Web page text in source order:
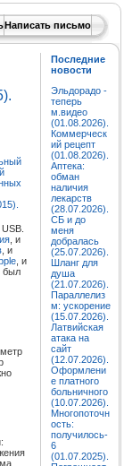
Написать письмо
, и
, и
, и
был
Последние
новости
Эльдорадо -
теперь
м.видео
(01.08.2026).
Коммерческ
ий рецепт
(01.08.2026).
Аптека:
обман
наличия
лекарств
(28.07.2026).
СБ и до
меня
добралась
(25.07.2026).
Шланг для
душа
(21.07.2026).
Параллелиз
м: ускорение
(15.07.2026).
Латвийская
атака на
сайт
(12.07.2026).
Оформлени
е платного
больничного
(10.07.2026).
Многопоточн
ость:
получилось-
6
(01.07.2025).